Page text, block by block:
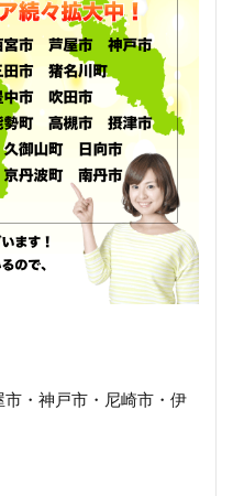
・神戸市・尼崎市・伊